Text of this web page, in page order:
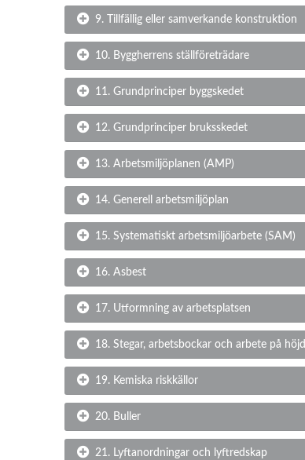
9. Tillfällig eller samverkande konstruktion
10. Byggherrens ställföreträdare
11. Grundprinciper byggskedet
12. Grundprinciper bruksskedet
13. Arbetsmiljöplanen (AMP)
14. Generell arbetsmiljöplan
15. Systematiskt arbetsmiljöarbete (SAM)
16. Asbest
17. Utformning av arbetsplatsen
18. Stegar, arbetsbockar och arbete på höjd
19. Kemiska riskkällor
20. Buller
21. Lyftanordningar och lyftredskap